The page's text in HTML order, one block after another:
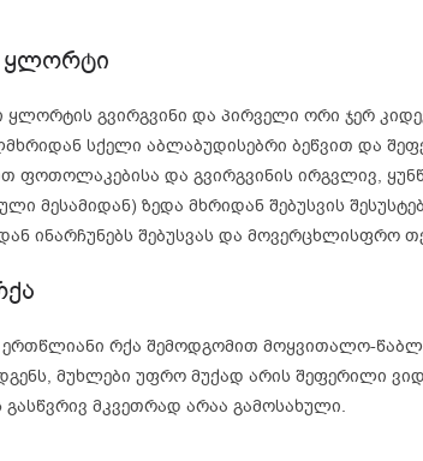
ყლორტი
ყლორტის გვირგვინი და პირველი ორი ჯერ
სქელი აბლაბუდისებრი ბეწვით და
ფოთოლაკებისა და გვირგვინის ირგვლივ,
მესამიდან) ზედა მხრიდან შებუსვის
ინარჩუნებს შებუსვას და მოვერცხლისფრო
რქა შემოდგომით მოყვითალო-
მუხლები უფრო მუქად არის შეფერილი
მკვეთრად არაა გამოსახული.